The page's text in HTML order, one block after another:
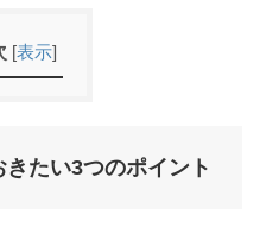
[表示]
きたい3つのポイント